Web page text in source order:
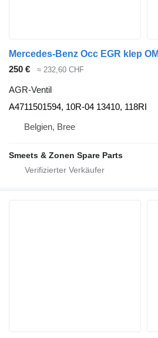
250 € ≈ 232,60 CHF
AGR-Ventil
A4711501594, 10R-04 13410, 118RI
Belgien, Bree
Smeets & Zonen Spare Parts